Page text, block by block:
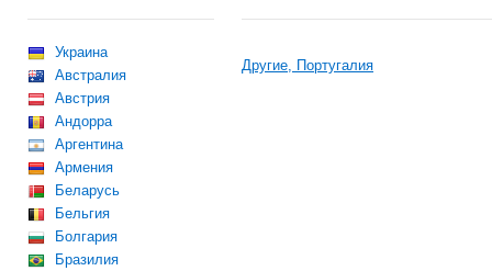
Украина
Австралия
Австрия
Андорра
Аргентина
Армения
Беларусь
Бельгия
Болгария
Бразилия
Другие, Португалия